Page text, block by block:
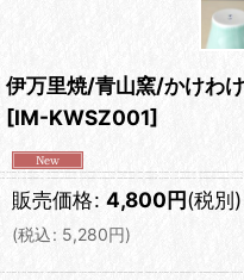
伊万里焼/青山窯/かけわ
[IM-KWSZ001]
販売価格: 4,800円(税別)
(税込: 5,280円)